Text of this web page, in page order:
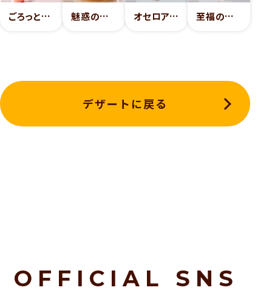
ごろっと白桃とベリーのフロマージュパフェ 魅惑のクレープ 白桃と3種ベリー オセロアイス 至福のチョコレートパフェ
デザートに戻る
OFFICIAL SNS